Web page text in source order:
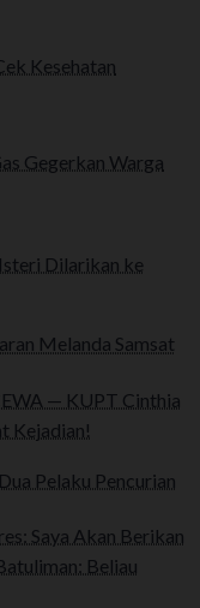
Kesehatan
Gegerkan Warga
Dilarikan ke
Melanda Samsat
— KUPT Cinthia
Kejadian!
Pelaku Pencurian
Saya Akan Berikan
Beliau